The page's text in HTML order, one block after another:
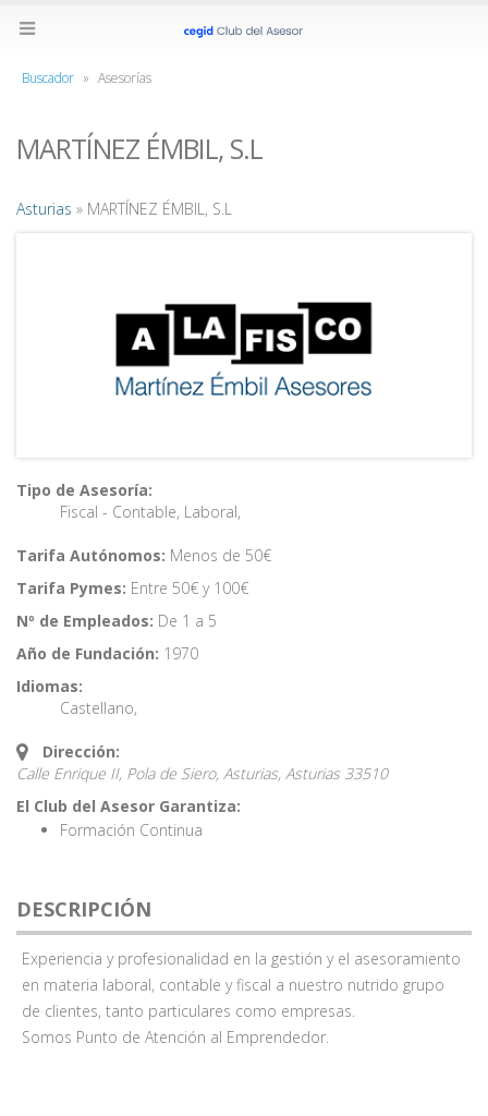
Buscador » Asesorías
MARTÍNEZ ÉMBIL, S.L
Asturias » MARTÍNEZ ÉMBIL, S.L
Tipo de Asesoría:
Fiscal - Contable, Laboral,
Tarifa Autónomos: Menos de 50€
Tarifa Pymes: Entre 50€ y 100€
Nº de Empleados: De 1 a 5
Año de Fundación: 1970
Idiomas:
Castellano,
Dirección:
Calle Enrique II, Pola de Siero, Asturias, Asturias 33510
El Club del Asesor Garantiza:
Formación Continua
DESCRIPCIÓN
Experiencia y profesionalidad en la gestión y el asesoramiento
en materia laboral, contable y fiscal a nuestro nutrido grupo
de clientes, tanto particulares como empresas.
Somos Punto de Atención al Emprendedor.